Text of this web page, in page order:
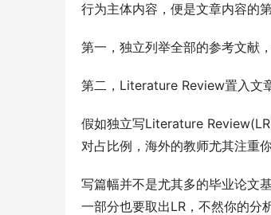
行为主体内容，便是文章内容的
第一，独立列举全部的参考文献
第二，Literature Review置入文
假如独立写Literature
对占比例，海外的教师尤其注重
写篇幅并不是尤其多的毕业论文
一部分也要取出LR，不然你的分